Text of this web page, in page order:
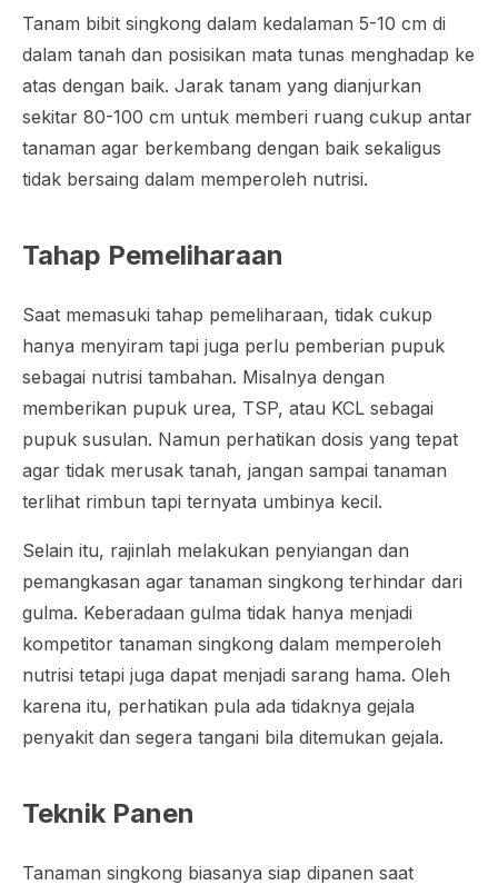
Tanam bibit singkong dalam kedalaman 5-10 cm di
dalam tanah dan posisikan mata tunas menghadap ke
atas dengan baik. Jarak tanam yang dianjurkan
sekitar 80-100 cm untuk memberi ruang cukup antar
tanaman agar berkembang dengan baik sekaligus
tidak bersaing dalam memperoleh nutrisi.
Tahap Pemeliharaan
Saat memasuki tahap pemeliharaan, tidak cukup
hanya menyiram tapi juga perlu pemberian pupuk
sebagai nutrisi tambahan. Misalnya dengan
memberikan pupuk urea, TSP, atau KCL sebagai
pupuk susulan. Namun perhatikan dosis yang tepat
agar tidak merusak tanah, jangan sampai tanaman
terlihat rimbun tapi ternyata umbinya kecil.
Selain itu, rajinlah melakukan penyiangan dan
pemangkasan agar tanaman singkong terhindar dari
gulma. Keberadaan gulma tidak hanya menjadi
kompetitor tanaman singkong dalam memperoleh
nutrisi tetapi juga dapat menjadi sarang hama. Oleh
karena itu, perhatikan pula ada tidaknya gejala
penyakit dan segera tangani bila ditemukan gejala.
Teknik Panen
Tanaman singkong biasanya siap dipanen saat